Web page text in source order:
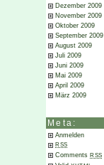
Dezember 2009
November 2009
Oktober 2009
September 2009
August 2009
Juli 2009
Juni 2009
Mai 2009
April 2009
März 2009
Meta:
Anmelden
RSS
Comments RSS